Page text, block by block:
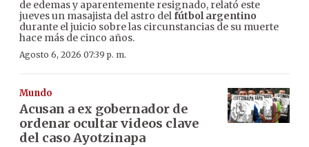
de edemas y aparentemente resignado, relató este
jueves un masajista del astro delfútbol argentino
durante el juicio sobre las circunstancias de su muerte
hace más de cinco años.
Agosto 6, 2026 07:39 p. m.
Mundo
Acusan a ex gobernador de
ordenar ocultar videos clave
del caso Ayotzinapa